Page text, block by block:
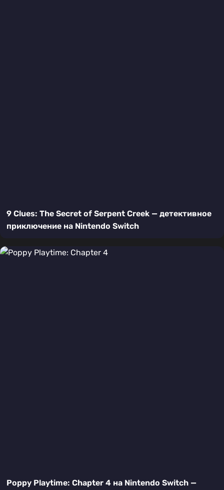
9 Clues: The Secret of Serpent Creek — детективное
приключение на Nintendo Switch
Poppy Playtime: Chapter 4 на Nintendo Switch —